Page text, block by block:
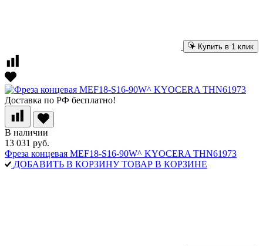
Купить в 1 клик
Доставка по РФ бесплатно!
В наличии
13 031 руб.
Фреза концевая MEF18-S16-90W^ KYOCERA THN61973
ДОБАВИТЬ В КОРЗИНУ ТОВАР В КОРЗИНЕ